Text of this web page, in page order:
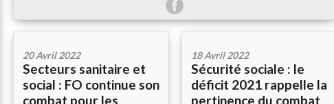
20 Avril 2022
Secteurs sanitaire et
social : FO continue son
combat pour les
18 Avril 2022
Sécurité sociale : le
déficit 2021 rappelle la
pertinence du combat